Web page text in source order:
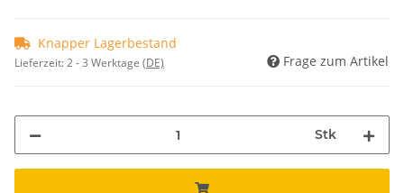
Knapper Lagerbestand
Lieferzeit:2 - 3 Werktage (DE) Frage zum Artikel
Stk